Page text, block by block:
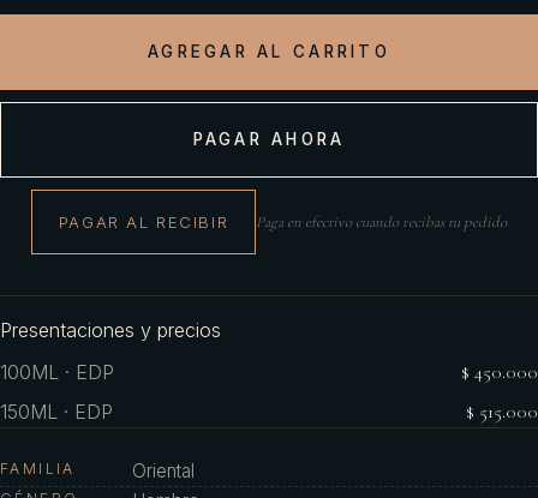
AGREGAR AL CARRITO
PAGAR AHORA
PAGAR AL RECIBIR Paga en efectivo cuando recibas tu pedido
Presentaciones y precios
100ML · EDP
$ 450.000
150ML · EDP
$ 515.000
FAMILIA Oriental